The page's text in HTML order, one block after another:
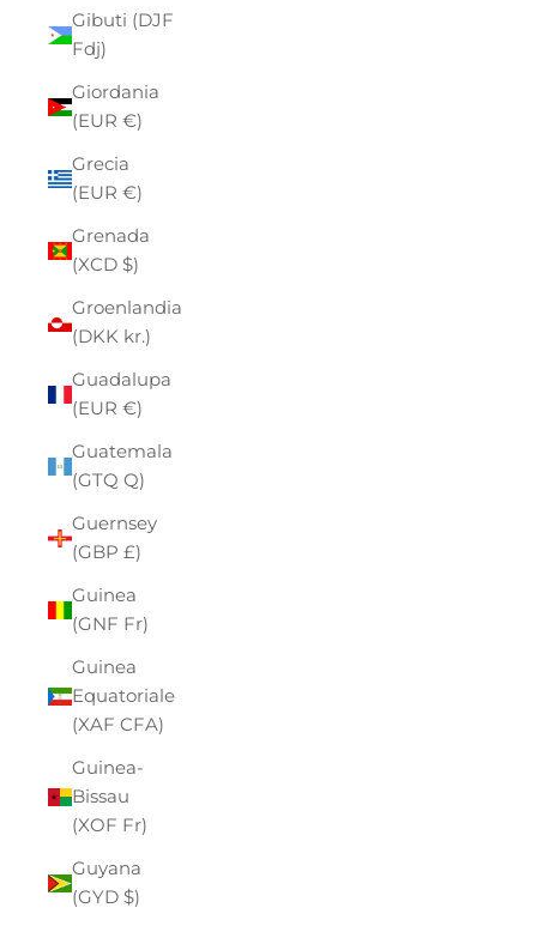
Gibuti (DJF
Fdj)
Giordania
(EUR €)
Grecia
(EUR €)
Grenada
(XCD $)
Groenlandia
(DKK kr.)
Guadalupa
(EUR €)
Guatemala
(GTQ Q)
Guernsey
(GBP £)
Guinea
(GNF Fr)
Guinea
Equatoriale
(XAF CFA)
Guinea-
Bissau
(XOF Fr)
Guyana
(GYD $)